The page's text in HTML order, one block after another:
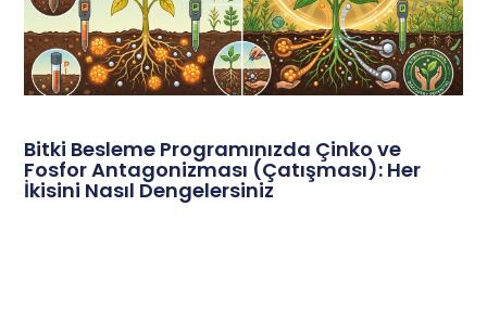
Bitki Besleme Programınızda Çinko ve
Fosfor Antagonizması (Çatışması): Her
İkisini Nasıl Dengelersiniz